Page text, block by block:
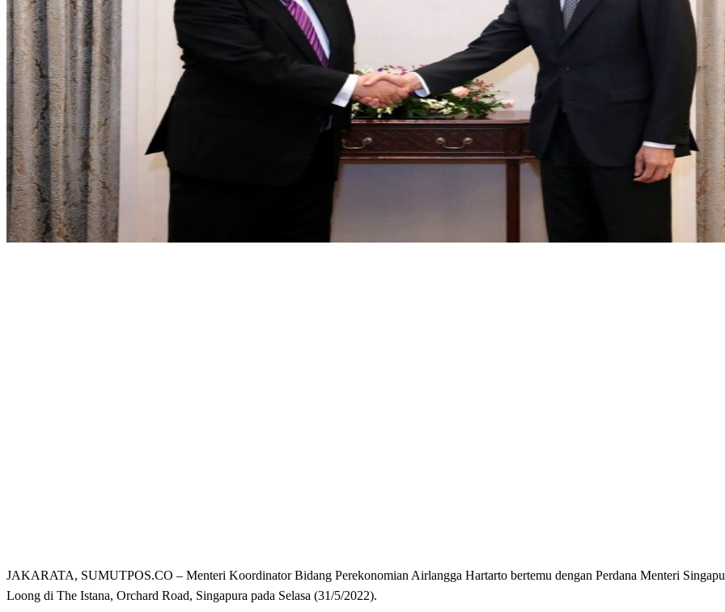
JAKARATA, SUMUTPOS.CO – Menteri Koordinator Bidang Perekonomian Airlangga Hartarto bertemu dengan Perdana Menteri
Loong di The Istana, Orchard Road, Singapura pada Selasa (31/5/2022).